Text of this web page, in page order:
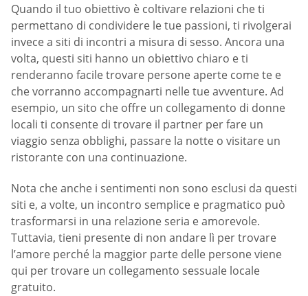
Quando il tuo obiettivo è coltivare relazioni che ti
permettano di condividere le tue passioni, ti rivolgerai
invece a siti di incontri a misura di sesso. Ancora una
volta, questi siti hanno un obiettivo chiaro e ti
renderanno facile trovare persone aperte come te e
che vorranno accompagnarti nelle tue avventure. Ad
esempio, un sito che offre un collegamento di donne
locali ti consente di trovare il partner per fare un
viaggio senza obblighi, passare la notte o visitare un
ristorante con una continuazione.
Nota che anche i sentimenti non sono esclusi da questi
siti e, a volte, un incontro semplice e pragmatico può
trasformarsi in una relazione seria e amorevole.
Tuttavia, tieni presente di non andare lì per trovare
l’amore perché la maggior parte delle persone viene
qui per trovare un collegamento sessuale locale
gratuito.